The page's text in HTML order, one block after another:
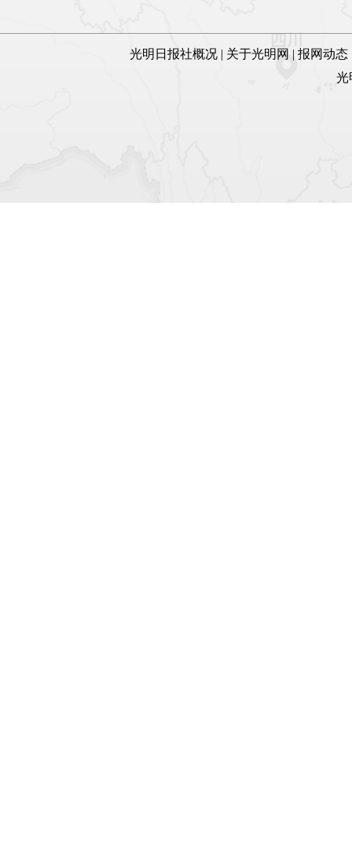
光明日报社概况 | 关于光明网 |报网动态
光